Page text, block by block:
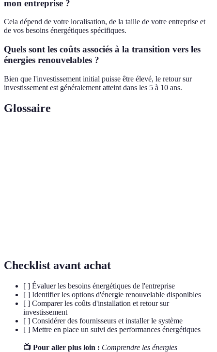
mon entreprise ?
Cela dépend de votre localisation, de la taille de votre entreprise et
de vos besoins énergétiques spécifiques.
Quels sont les coûts associés à la transition vers les
énergies renouvelables ?
Bien que l'investissement initial puisse être élevé, le retour sur
investissement est généralement atteint dans les 5 à 10 ans.
Glossaire
Checklist avant achat
[ ] Évaluer les besoins énergétiques de l'entreprise
[ ] Identifier les options d'énergie renouvelable disponibles
[ ] Comparer les coûts d'installation et retour sur
investissement
[ ] Considérer des fournisseurs et installer le système
[ ] Mettre en place un suivi des performances énergétiques
📺 Pour aller plus loin : Comprendre les énergies